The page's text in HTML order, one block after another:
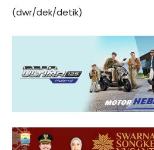
(dwr/dek/detik)